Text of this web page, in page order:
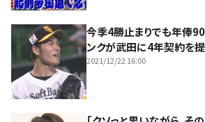
今季4勝止まりでも年俸
ンクが武田に4年契約を
2021/12/22 16:00